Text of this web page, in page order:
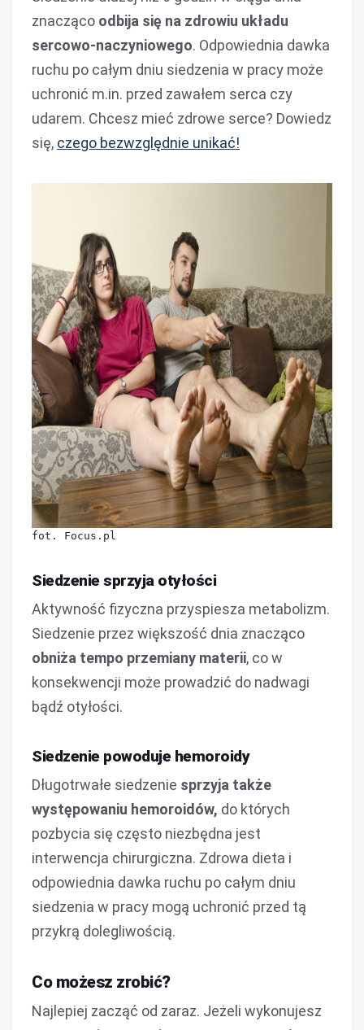
znacząco odbija się na zdrowiu układu
sercowo-naczyniowego. Odpowiednia dawka
ruchu po całym dniu siedzenia w pracy może
uchronić m.in. przed zawałem serca czy
udarem. Chcesz mieć zdrowe serce? Dowiedz
się, czego bezwzględnie unikać!
fot. Focus.pl
Siedzenie sprzyja otyłości
Aktywność fizyczna przyspiesza metabolizm.
Siedzenie przez większość dnia znacząco
obniża tempo przemiany materii, co w
konsekwencji może prowadzić do nadwagi
bądź otyłości.
Siedzenie powoduje hemoroidy
Długotrwałe siedzenie sprzyja także
występowaniu hemoroidów, do których
pozbycia się często niezbędna jest
interwencja chirurgiczna. Zdrowa dieta i
odpowiednia dawka ruchu po całym dniu
siedzenia w pracy mogą uchronić przed tą
przykrą dolegliwością.
Co możesz zrobić?
Najlepiej zacząć od zaraz. Jeżeli wykonujesz